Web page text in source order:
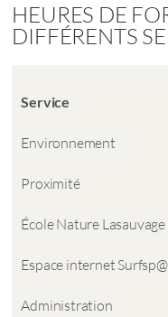
HEURES DE
DIFFÉRENTS
Service
Environnement
Proximité
École Nature Lasauvage
Espace internet
Administration